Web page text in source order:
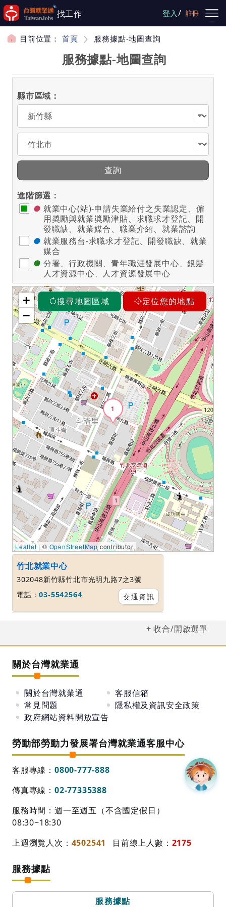
跳到主要內容
找工作 登入/ 註冊
目前位置： 首頁 服務據點-地圖查詢
服務據點-地圖查詢
縣市區域：
選擇縣市
選擇區域
查詢
進階篩選：
● 就業中心(站)-申請失業給付之失業認定、僱
用奬勵與就業奬勵津貼、求職求才登記、開
發職缺、就業媒合、職業介紹、就業諮詢
● 就業服務台-求職求才登記、開發職缺、就業
媒合
● 分署、行政機關、青年職涯發展中心、銀髮
人才資源中心、人才資源發展中心
搜尋地圖區域 定位您的地點
1
+
−
Leaflet| © OpenStreetMap contributor
竹北就業中心
302048新竹縣竹北市光明九路7之3號
電話：03-5542564 交通資訊
收合/開啟選單
關於台灣就業通
關於台灣就業通
客服信箱
常見問題
隱私權及資訊安全政策
政府網站資料開放宣告
勞動部勞動力發展署台灣就業通客服中心
客服專線： 0800-777-888
傳真專線： 02-77335388
服務時間：週一至週五（不含國定假日）
08:30~18:30
上週瀏覽人次： 4502541 目前線上人數： 2175
服務據點
服務據點